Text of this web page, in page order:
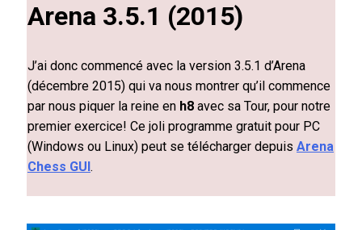
Arena 3.5.1 (2015)
J’ai donc commencé avec la version 3.5.1 d’Arena
(décembre 2015) qui va nous montrer qu’il commence
par nous piquer la reine en h8 avec sa Tour, pour notre
premier exercice! Ce joli programme gratuit pour PC
(Windows ou Linux) peut se télécharger depuis Arena
Chess GUI.